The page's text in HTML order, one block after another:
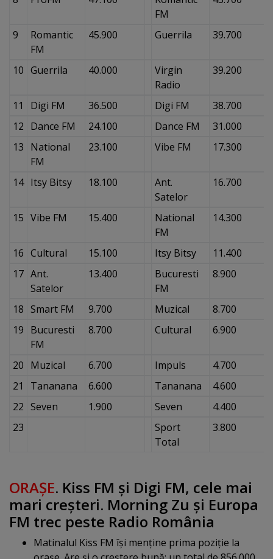
FM
9
Romantic
FM
45.900 Guerrila 39.700
10 Guerrila 40.000
Virgin
Radio
39.200
11 Digi FM 36.500 Digi FM
38.700
12 Dance FM 24.100 Dance FM
31.000
13 National
FM
23.100 Vibe FM 17.300
14 Itsy Bitsy 18.100
Ant.
Satelor
16.700
15 Vibe FM 15.400
National
FM
14.300
16 Cultural 15.100 Itsy Bitsy
11.400
17 Ant.
Satelor
13.400
Bucuresti
FM
8.900
18 Smart FM 9.700 Muzical
8.700
19 Bucuresti
FM
8.700 Cultural 6.900
20 Muzical 6.700 Impuls
4.700
21
Tananana 6.600 Tananana
4.600
22 Seven 1.900 Seven
4.400
23
Sport
Total
3.800
ORAŞE. Kiss FM şi Digi FM, cele mai
mari creşteri. Morning Zu şi Europa
FM trec peste Radio România
Matinalul Kiss FM îşi menţine prima poziţie la